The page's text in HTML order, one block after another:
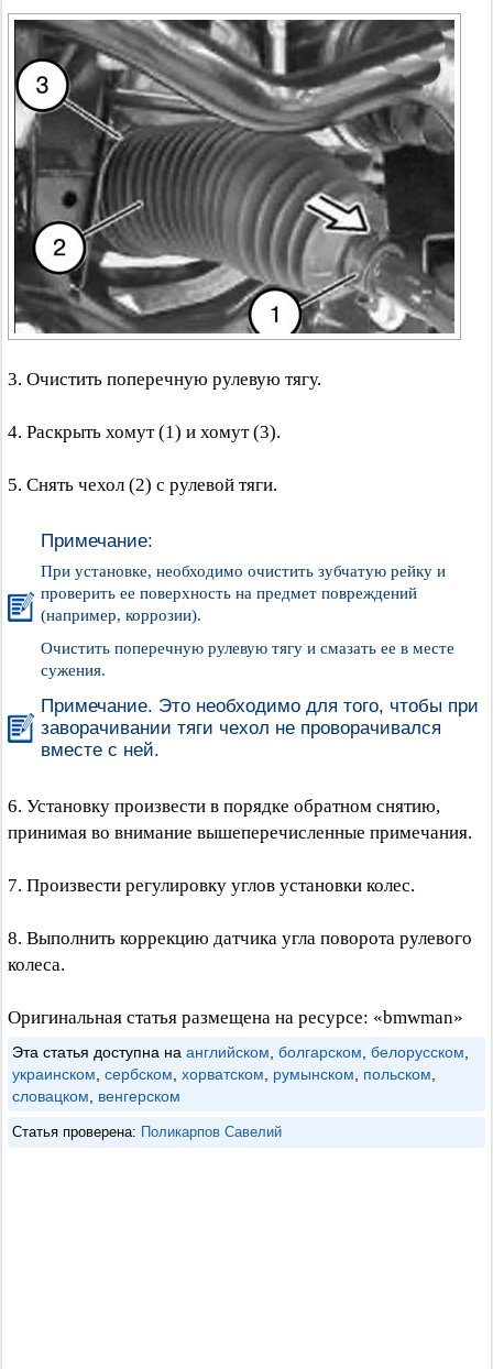
3. Очистить поперечную рулевую тягу.
4. Раскрыть хомут (1) и хомут (3).
5. Снять чехол (2) с рулевой тяги.
Примечание:
При установке, необходимо очистить зубчатую рейку и
проверить ее поверхность на предмет повреждений
(например, коррозии).
Очистить поперечную рулевую тягу и смазать ее в месте
сужения.
Примечание. Это необходимо для того, чтобы при
заворачивании тяги чехол не проворачивался
вместе с ней.
6. Установку произвести в порядке обратном снятию,
принимая во внимание вышеперечисленные примечания.
7. Произвести регулировку углов установки колес.
8. Выполнить коррекцию датчика угла поворота рулевого
колеса.
Оригинальная статья размещена на ресурсе: «bmwman»
Эта статья доступна на английском болгарском белорусском
украинском сербском хорватском румынском польском
словацком
венгерском
Статья проверена: Поликарпов Савелий